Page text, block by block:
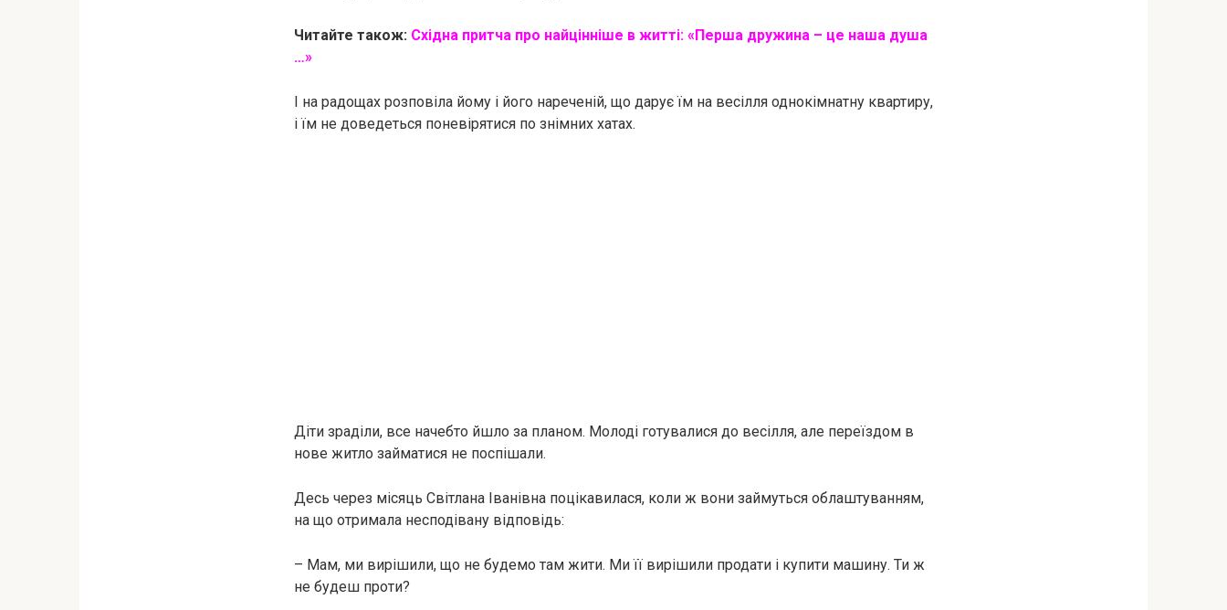
Читайте також: Східна притча про найцінніше в житті: «Перша дружина – це наша душа
…»
І на радощах розповіла йому і його нареченій, що дарує їм на весілля однокімнатну квартиру,
і їм не доведеться поневірятися по знімних хатах.
Діти зраділи, все начебто йшло за планом. Молоді готувалися до весілля, але переїздом в
нове житло займатися не поспішали.
Десь через місяць Світлана Іванівна поцікавилася, коли ж вони займуться облаштуванням,
на що отримала несподівану відповідь:
– Мам, ми вирішили, що не будемо там жити. Ми її вирішили продати і купити машину. Ти ж
не будеш проти?